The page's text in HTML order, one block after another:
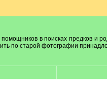
в поисках предков и
по старой фотографии